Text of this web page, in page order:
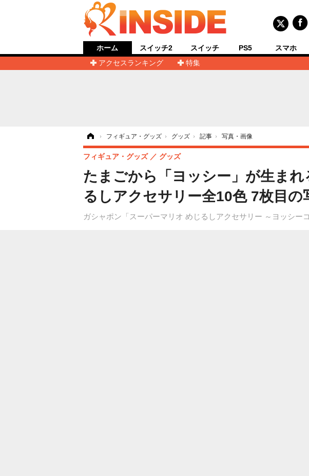
ホーム
アクセスランキング
特集
スイッチ2 スイッチ PS5 スマホ
› フィギュア・グッズ › グッズ › 記事 › 写真・画像
たまごから「ヨッシー」が生ま
るしアクセサリー全10色 7枚目の
ガシャポン「スーパーマリオ めじるしアクセサリー ～ヨッシー
フィギュア・グッズ グッズ